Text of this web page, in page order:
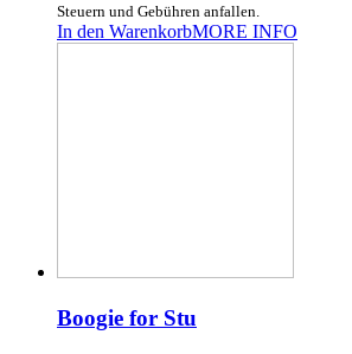
Steuern und Gebühren anfallen.
In den WarenkorbMORE INFO
Boogie for Stu